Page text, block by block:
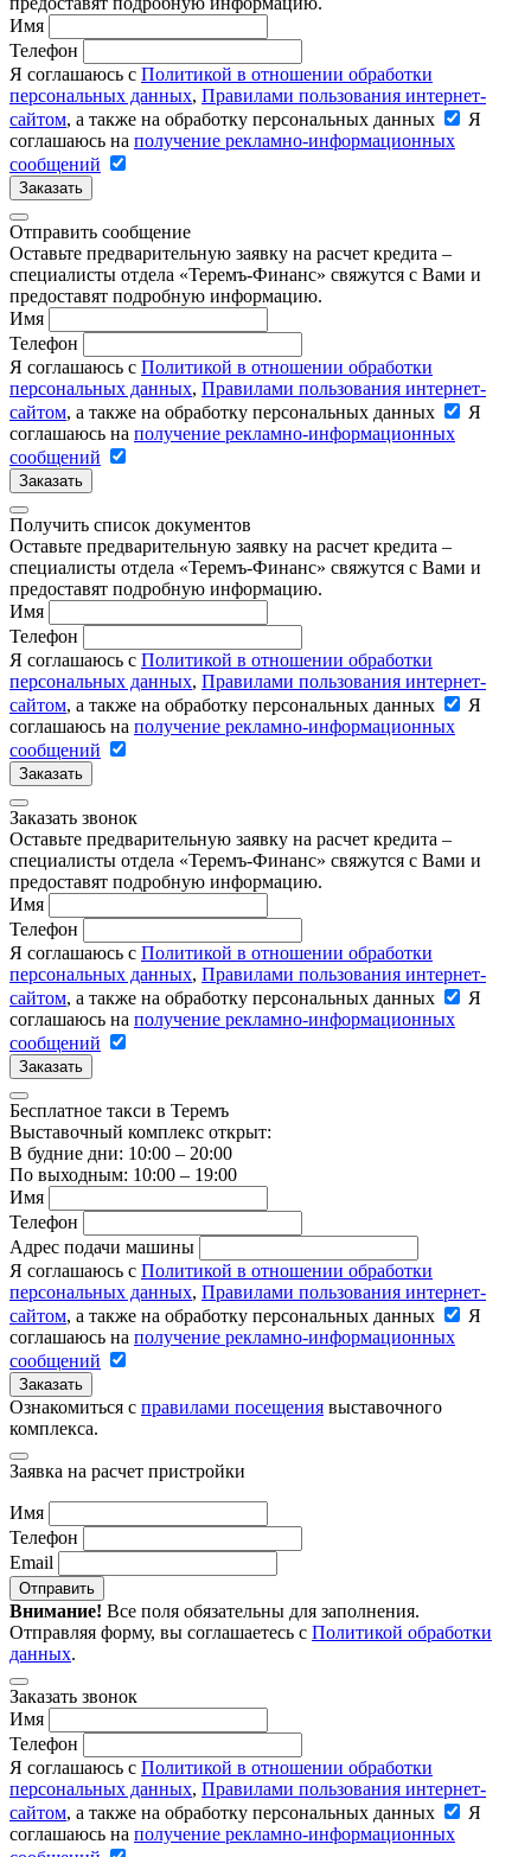
Имя
Телефон
Я соглашаюсь с Политикой в отношении обработки
персональных данных, Правилами пользования интернет-
сайтом, а также на обработку персональных данных
Я
соглашаюсь на получение рекламно-информационных
сообщений
Заказать
Отправить сообщение
Оставьте предварительную заявку на расчет кредита –
специалисты отдела «Теремъ-Финанс» свяжутся с Вами и
предоставят подробную информацию.
Имя
Телефон
Я соглашаюсь с Политикой в отношении обработки
персональных данных, Правилами пользования интернет-
сайтом, а также на обработку персональных данных
Я
соглашаюсь на получение рекламно-информационных
сообщений
Заказать
Получить список документов
Оставьте предварительную заявку на расчет кредита –
специалисты отдела «Теремъ-Финанс» свяжутся с Вами и
предоставят подробную информацию.
Имя
Телефон
Я соглашаюсь с Политикой в отношении обработки
персональных данных, Правилами пользования интернет-
сайтом, а также на обработку персональных данных
Я
соглашаюсь на получение рекламно-информационных
сообщений
Заказать
Заказать звонок
Оставьте предварительную заявку на расчет кредита –
специалисты отдела «Теремъ-Финанс» свяжутся с Вами и
предоставят подробную информацию.
Имя
Телефон
Я соглашаюсь с Политикой в отношении обработки
персональных данных, Правилами пользования интернет-
сайтом, а также на обработку персональных данных
Я
соглашаюсь на получение рекламно-информационных
сообщений
Заказать
Бесплатное такси в Теремъ
Выставочный комплекс открыт:
В будние дни: 10:00 – 20:00
По выходным: 10:00 – 19:00
Имя
Телефон
Адрес подачи машины
Я соглашаюсь с Политикой в отношении обработки
персональных данных, Правилами пользования интернет-
сайтом, а также на обработку персональных данных
Я
соглашаюсь на получение рекламно-информационных
сообщений
Заказать
Ознакомиться с правилами посещения выставочного
комплекса.
Заявка на расчет пристройки
Имя
Телефон
Email
Отправить
Внимание! Все поля обязательны для заполнения.
Отправляя форму, вы соглашаетесь с Политикой обработки
данных.
Заказать звонок
Имя
Телефон
Я соглашаюсь с Политикой в отношении обработки
персональных данных, Правилами пользования интернет-
сайтом, а также на обработку персональных данных
Я
соглашаюсь на получение рекламно-информационных